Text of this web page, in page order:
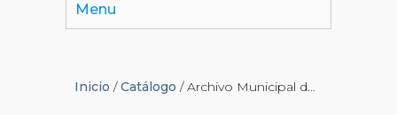
Menu
Inicio /Catálogo / Archivo Municipal de Córdoba